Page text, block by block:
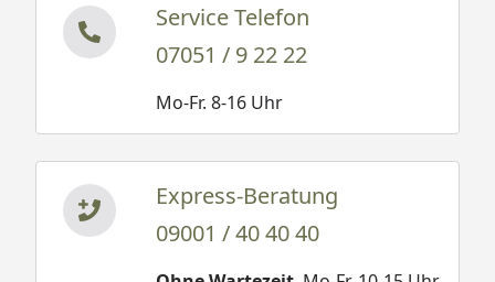
Service Telefon
07051 / 9 22 22
Mo-Fr. 8-16 Uhr
Express-Beratung
09001 / 40 40 40